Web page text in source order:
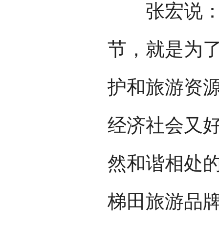
张宏说：“
节，就是为
护和旅游资
经济社会又
然和谐相处
梯田旅游品